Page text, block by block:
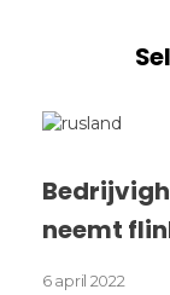
neemt
6 april 2022